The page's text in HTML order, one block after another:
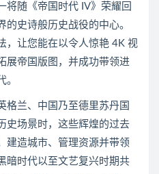
将随《帝国时代 IV》荣耀回
的史诗般历史战役的中心。
，让您能在以令人惊艳 4K 视
展帝国版图，并成功带领进
。
格兰、中国乃至德里苏丹国
史场景时，这些辉煌的过去
建造城市、管理资源并带领
暗时代以至文艺复兴时期共